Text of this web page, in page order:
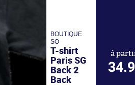
BOUTIQUE
SO -
T-shirt
Paris SG
Back 2
Back
à